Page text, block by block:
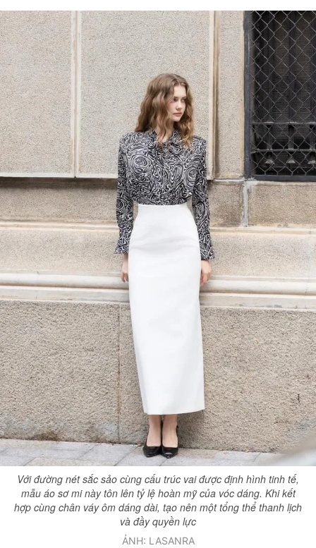
Với đường nét sắc sảo cùng cấu trúc vai được định hình tinh tế,
mẫu áo sơ mi này tôn lên tỷ lệ hoàn mỹ của vóc dáng. Khi kết
hợp cùng chân váy ôm dáng dài, tạo nên một tổng thể thanh lịch
và đầy quyền lực
ẢNH: LASANRA